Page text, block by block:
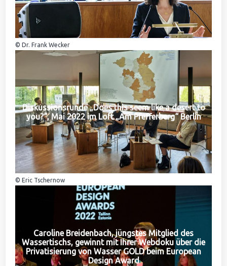
© Dr. Frank Wecker
Diskussionsrunde „Does this seem like a desert to
you?“, Mai 2022 im Loft „Am Pfefferberg“ Berlin
© Eric Tschernow
Caroline Breidenbach, jüngstes Mitglied des
Wassertischs, gewinnt mit Ihrer Webdoku über die
Privatisierung von Wasser GOLD beim European
Design Award